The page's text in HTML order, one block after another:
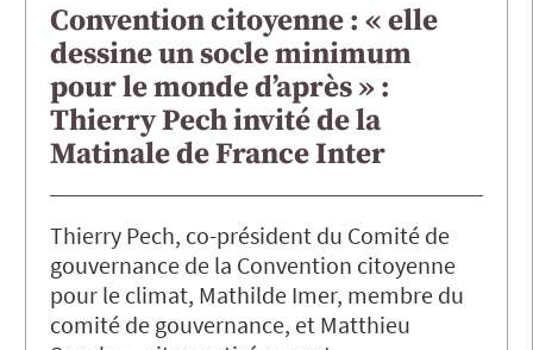
Convention citoyenne : « elle
dessine un socle minimum
pour le monde d’après » :
Thierry Pech invité de la
Matinale de France Inter
Thierry Pech, co-président du Comité de
gouvernance de la Convention citoyenne
pour le climat, Mathilde Imer, membre du
comité de gouvernance, et Matthieu